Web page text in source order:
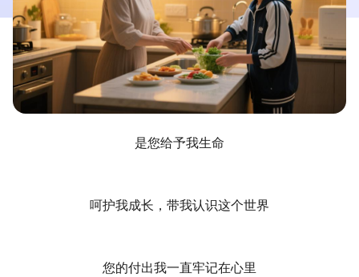
是您给予我生命
呵护我成长，带我认识这个世界
您的付出我一直牢记在心里